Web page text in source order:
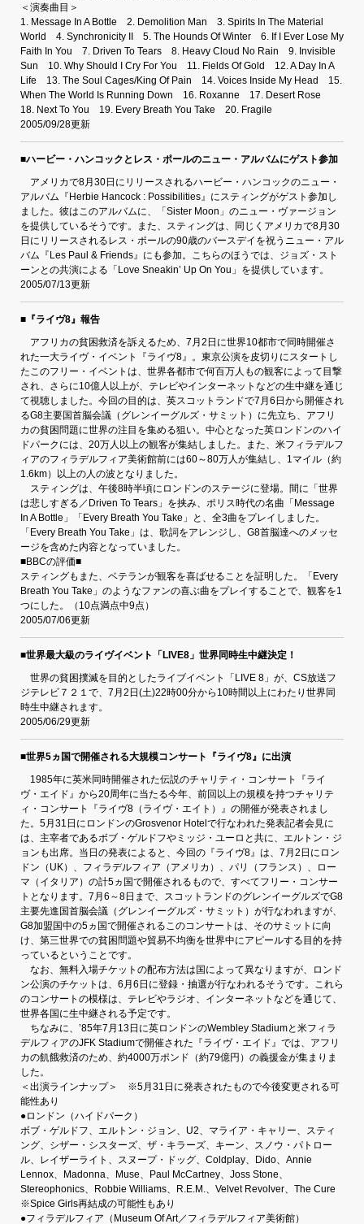
＜演奏曲目＞
1. Message In A Bottle 2. Demolition Man 3. Spirits In The Material
World 4. Synchronicity II 5. The Hounds Of Winter 6. If I Ever Lose My
Faith In You 7. Driven To Tears 8. Heavy Cloud No Rain 9. Invisible
Sun 10. Why Should I Cry For You 11. Fields Of Gold 12. A Day In A
Life 13. The Soul Cages/King Of Pain 14. Voices Inside My Head 15.
When The World Is Running Down 16. Roxanne 17. Desert Rose
18. Next To You 19. Every Breath You Take 20. Fragile
2005/09/28更新
■ハービー・ハンコックとレス・ポールのニュー・アルバムにゲスト参加
アメリカで8月30日にリリースされるハービー・ハンコックのニュー・
アルバム『Herbie Hancock : Possibilities』にスティングがゲスト参加し
ました。彼はこのアルバムに、「Sister Moon」のニュー・ヴァージョン
を提供しているそうです。また、スティングは、同じくアメリカで8月30
日にリリースされるレス・ポールの90歳のバースデイを祝うニュー・アル
バム『Les Paul & Friends』にも参加。こちらのほうでは、ジョズ・スト
ーンとの共演による「Love Sneakin’ Up On You」を提供しています。
2005/07/13更新
■『ライヴ8』報告
アフリカの貧困救済を訴えるため、7月2日に世界10都市で同時開催さ
れた一大ライヴ・イベント『ライヴ8』。東京公演を皮切りにスタートし
たこのフリー・イベントは、世界各都市で何百万人もの観客によって目撃
され、さらに10億人以上が、テレビやインターネットなどの生中継を通じ
て視聴しました。今回の目的は、英スコットランドで7月6日から開催され
るG8主要国首脳会議（グレンイーグルズ・サミット）に先立ち、アフリ
カの貧困問題に世界の注目を集める狙い。中心となった英ロンドンのハイ
ドパークには、20万人以上の観客が集結しました。また、米フィラデルフ
ィアのフィラデルフィア美術館前には60～80万人が集結し、1マイル（約
1.6km）以上の人の波となりました。
スティングは、午後8時半頃にロンドンのステージに登場。間に「世界
は悲しすぎる／Driven To Tears」を挟み、ポリス時代の名曲「Message
In A Bottle」「Every Breath You Take」と、全3曲をプレイしました。
「Every Breath You Take」は、歌詞をアレンジし、G8首脳達へのメッセ
ージを含めた内容となっていました。
■BBCの評価■
スティングもまた、ベテランが観客を喜ばせることを証明した。「Every
Breath You Take」のようなファンの喜ぶ曲をプレイすることで、観客を1
つにした。（10点満点中9点）
2005/07/06更新
■世界最大級のライヴイベント「LIVE8」世界同時生中継決定！
世界の貧困撲滅を目的としたライブイベント「LIVE 8」が、CS放送フ
ジテレビ７２１で、7月2日(土)22時00分から10時間以上にわたり世界同
時生中継されます。
2005/06/29更新
■世界5ヵ国で開催される大規模コンサート『ライヴ8』に出演
1985年に英米同時開催された伝説のチャリティ・コンサート『ライ
ヴ・エイド』から20周年に当たる今年、前回以上の規模を持つチャリテ
ィ・コンサート『ライヴ8（ライヴ・エイト）』の開催が発表されまし
た。5月31日にロンドンのGrosvenor Hotelで行なわれた発表記者会見に
は、主宰者であるボブ・ゲルドフやミッジ・ユーロと共に、エルトン・ジ
ョンも出席。当日の発表によると、今回の『ライヴ8』は、7月2日にロン
ドン（UK）、フィラデルフィア（アメリカ）、パリ（フランス）、ロー
マ（イタリア）の計5ヵ国で開催されるもので、すべてフリー・コンサー
トとなります。7月6～8日まで、スコットランドのグレンイーグルズでG8
主要先進国首脳会議（グレンイーグルズ・サミット）が行なわれますが、
G8加盟国中の5ヵ国で開催されるこのコンサートは、そのサミットに向
け、第三世界での貧困問題や貿易不均衡を世界中にアピールする目的を持
っているということです。
なお、無料入場チケットの配布方法は国によって異なりますが、ロンド
ン公演のチケットは、6月6日に登録・抽選が行なわれるそうです。これら
のコンサートの模様は、テレビやラジオ、インターネットなどを通じて、
世界各国に生中継される予定です。
ちなみに、’85年7月13日に英ロンドンのWembley Stadiumと米フィラ
デルフィアのJFK Stadiumで開催された『ライヴ・エイド』では、アフリ
カの飢餓救済のため、約4000万ポンド（約79億円）の義援金が集まりま
した。
＜出演ラインナップ＞ ※5月31日に発表されたもので今後変更される可
能性あり
●ロンドン（ハイドパーク）
ボブ・ゲルドフ、エルトン・ジョン、U2、マライア・キャリー、スティ
ング、シザー・シスターズ、ザ・キラーズ、キーン、スノウ・パトロー
ル、レイザーライト、スヌープ・ドッグ、Coldplay、Dido、Annie
Lennox、Madonna、Muse、Paul McCartney、Joss Stone、
Stereophonics、Robbie Williams、R.E.M.、Velvet Revolver、The Cure
※Spice Girls再結成の可能性もあり
●フィラデルフィア（Museum Of Art／フィラデルフィア美術館）